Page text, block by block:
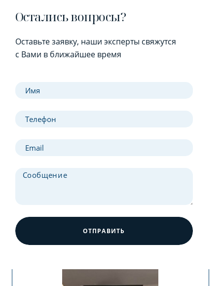
Остались вопросы?
Оставьте заявку, наши эксперты свяжутся
с Вами в ближайшее время
ОТПРАВИТЬ